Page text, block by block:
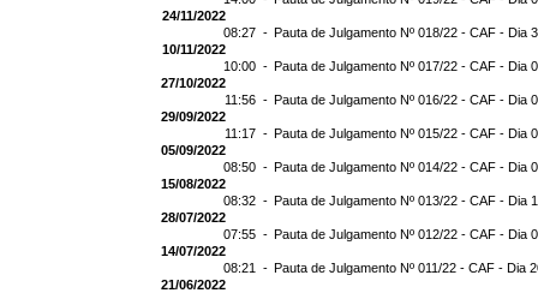
24/11/2022
08:27 - Pauta de Julgamento Nº 018/22 - CAF - Dia
10/11/2022
10:00 - Pauta de Julgamento Nº 017/22 - CAF - Dia
27/10/2022
11:56 - Pauta de Julgamento Nº 016/22 - CAF - Dia
29/09/2022
11:17 - Pauta de Julgamento Nº 015/22 - CAF - Dia
05/09/2022
08:50 - Pauta de Julgamento Nº 014/22 - CAF - Dia
15/08/2022
08:32 - Pauta de Julgamento Nº 013/22 - CAF - Dia
28/07/2022
07:55 - Pauta de Julgamento Nº 012/22 - CAF - Dia
14/07/2022
08:21 - Pauta de Julgamento Nº 011/22 - CAF - Dia
21/06/2022